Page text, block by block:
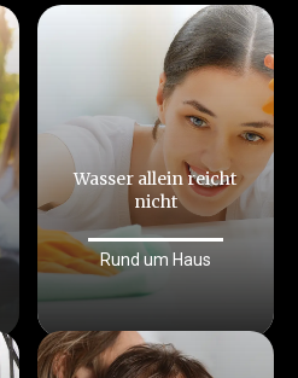
Wasser allein reicht
nicht
Rund um Haus